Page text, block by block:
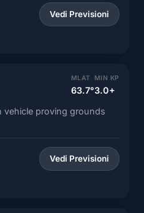
Vedi Previsioni
MLAT
63.7°
MIN KP
3.0+
vehicle proving grounds
Vedi Previsioni